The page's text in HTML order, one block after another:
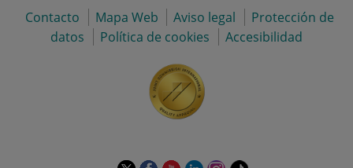
Contacto Mapa Web Aviso legal
Protección de
datos
Política de cookies Accesibilidad